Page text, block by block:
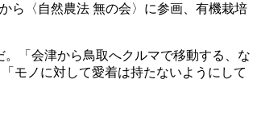
ら〈自然農法 無の会〉に参画、有機栽培
「会津から鳥取へクルマで移動する、な
モノに対して愛着は持たないようにして